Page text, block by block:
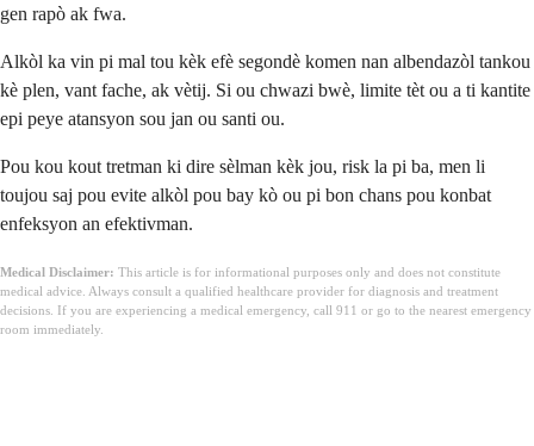
gen rapò ak fwa.
Alkòl ka vin pi mal tou kèk efè segondè komen nan albendazòl tankou
kè plen, vant fache, ak vètij. Si ou chwazi bwè, limite tèt ou a ti kantite
epi peye atansyon sou jan ou santi ou.
Pou kou kout tretman ki dire sèlman kèk jou, risk la pi ba, men li
toujou saj pou evite alkòl pou bay kò ou pi bon chans pou konbat
enfeksyon an efektivman.
Medical Disclaimer: This article is for informational purposes only and does not constitute
medical advice. Always consult a qualified healthcare provider for diagnosis and treatment
decisions. If you are experiencing a medical emergency, call 911 or go to the nearest emergency
room immediately.